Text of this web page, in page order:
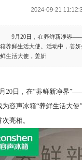
2024-09-21
9月20日，在养鲜新净界
养鲜生活大使。活动中，
生活大使，姜妍
日，在“养鲜新净界
为容声冰箱“养鲜生活大
亮相。